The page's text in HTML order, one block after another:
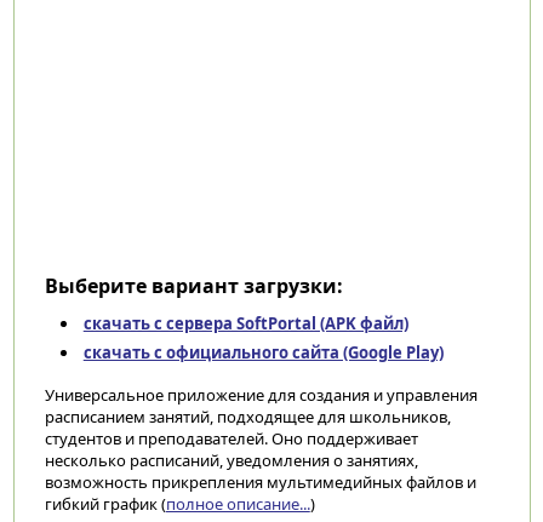
Выберите вариант загрузки:
скачать с сервера SoftPortal (APK файл)
скачать с официального сайта (Google Play)
Универсальное приложение для создания и управления
расписанием занятий, подходящее для школьников,
студентов и преподавателей. Оно поддерживает
несколько расписаний, уведомления о занятиях,
возможность прикрепления мультимедийных файлов и
гибкий график (полное описание...)